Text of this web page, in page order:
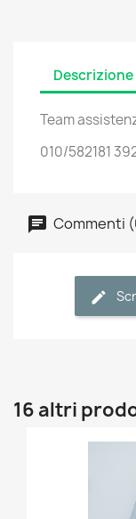
Descrizione
Team
010/582181
Commenti
16 altri